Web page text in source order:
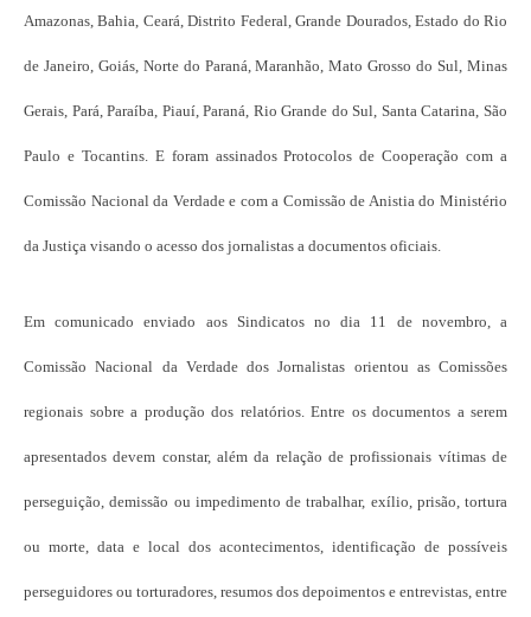
Amazonas, Bahia, Ceará, Distrito Federal, Grande Dourados, Estado do Rio
de Janeiro, Goiás, Norte do Paraná, Maranhão, Mato Grosso do Sul, Minas
Gerais, Pará, Paraíba, Piauí, Paraná, Rio Grande do Sul, Santa Catarina, São
Paulo e Tocantins. E foram assinados Protocolos de Cooperação com a
Comissão Nacional da Verdade e com a Comissão de Anistia do Ministério
da Justiça visando o acesso dos jornalistas a documentos oficiais.
Em comunicado enviado aos Sindicatos no dia 11 de novembro, a
Comissão Nacional da Verdade dos Jornalistas orientou as Comissões
regionais sobre a produção dos relatórios. Entre os documentos a serem
apresentados devem constar, além da relação de profissionais vítimas de
perseguição, demissão ou impedimento de trabalhar, exílio, prisão, tortura
ou morte, data e local dos acontecimentos, identificação de possíveis
perseguidores ou torturadores, resumos dos depoimentos e entrevistas, entre